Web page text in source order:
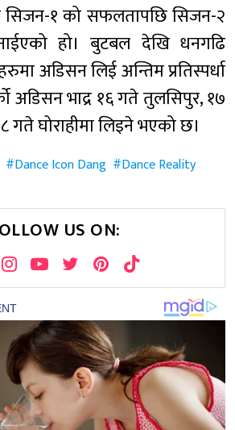
१ को सफलतापछि सिजन-२
बनाईएको हो। बुटबल देखि धनगढि
अडिसन लिई अन्तिम प्रतिस्पर्धा
अडिसन भाद्र १६ गते तुलसिपुर, १७
गते घोराहीमा लिइने भएको छ।
Dance Icon Dang
Dance Reality
US ON: